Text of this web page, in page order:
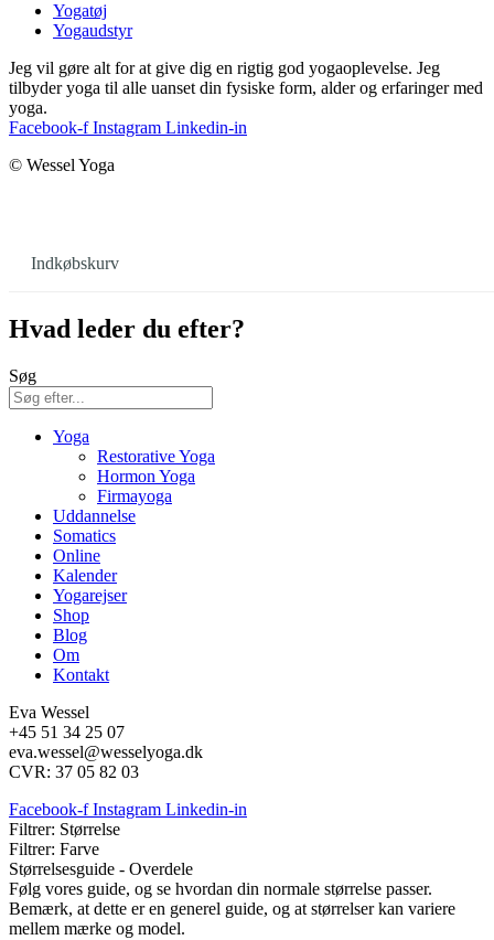
Yogatøj
Yogaudstyr
Jeg vil gøre alt for at give dig en rigtig god yogaoplevelse. Jeg
tilbyder yoga til alle uanset din fysiske form, alder og erfaringer med
yoga.
Facebook-f Instagram Linkedin-in
© Wessel Yoga
Indkøbskurv
Hvad leder du efter?
Søg
Yoga
Restorative Yoga
Hormon Yoga
Firmayoga
Uddannelse
Somatics
Online
Kalender
Yogarejser
Shop
Blog
Om
Kontakt
Eva Wessel
+45 51 34 25 07
eva.wessel@wesselyoga.dk
CVR: 37 05 82 03
Facebook-f Instagram Linkedin-in
Filtrer: Størrelse
Filtrer: Farve
Størrelsesguide - Overdele
Følg vores guide, og se hvordan din normale størrelse passer.
Bemærk, at dette er en generel guide, og at størrelser kan variere
mellem mærke og model.